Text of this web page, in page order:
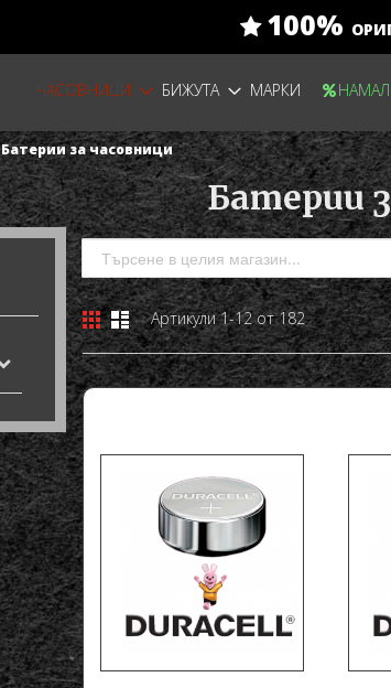
100%
ЧАСОВНИЦИ БИЖУТА МАРКИ
Батерии за часовници
Батерии
Виж
като
Решетка
Списък
Артикули1-12от182